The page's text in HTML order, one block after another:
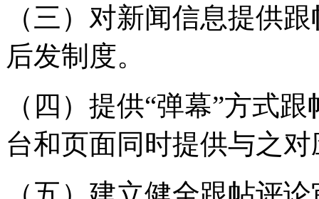
（三）对新闻信息提供
后发制度。
（四）提供“弹幕”方式
台和页面同时提供与之